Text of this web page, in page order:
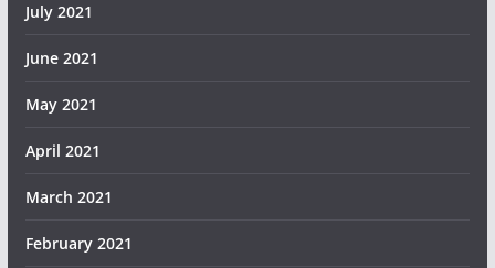
July 2021
June 2021
May 2021
April 2021
March 2021
February 2021